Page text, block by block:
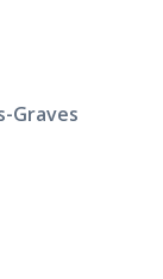
Graves